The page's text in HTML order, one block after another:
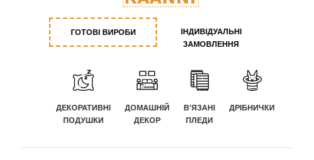
ГОТОВІ ВИРОБИ
ІНДИВІДУАЛЬНІ
ЗАМОВЛЕННЯ
ДЕКОРАТИВНІ
ПОДУШКИ
ДОМАШНІЙ
ДЕКОР
В'ЯЗАНІ
ПЛЕДИ
ДРІБНИЧКИ